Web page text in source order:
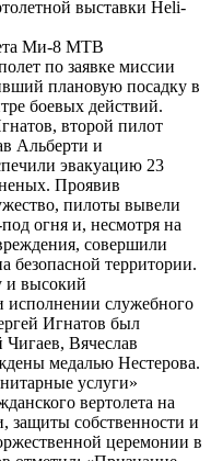
выставки Heli-
Ми-8 МТВ
по заявке миссии
плановую посадку в
боевых действий.
второй пилот
Альберти и
эвакуацию 23
Проявив
пилоты вывели
огня и, несмотря на
совершили
безопасной территории.
и высокий
исполнении служебного
Игнатов был
Вячеслав
медалью Нестерова.
услуги»
вертолета на
защиты собственности и
церемонии в